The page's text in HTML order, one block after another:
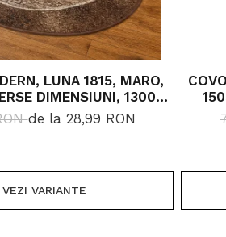
LUNA 1815, MARO,
DIMENSIUNI, 1300
GR/MP
de la 28,99 RON
VEZI VARIANTE